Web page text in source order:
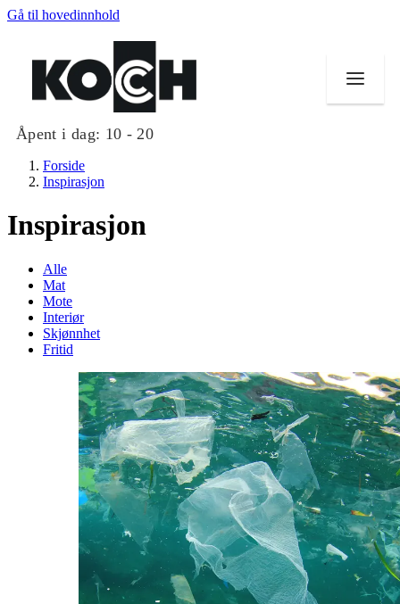
Gå til hovedinnhold
Åpent i dag: 10 - 20
Butikker
Mat og drikke
Helse
Aktiviteter
Tilbud
Merker
Inspirasjon
Forside
Inspirasjon
Inspirasjon
Alle
Mat
Mote
Interiør
Skjønnhet
Fritid